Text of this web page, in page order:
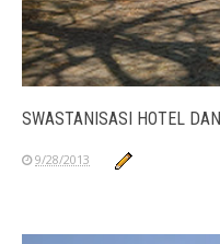
SWASTANISASI HOTEL
9/28/2013